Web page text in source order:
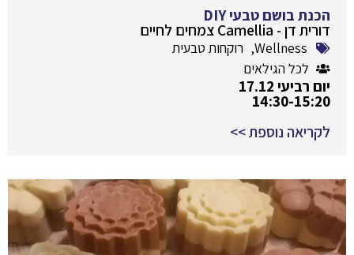
הכנת בושם טבעי DIY
דורית דן - Camellia צמחים לחיים
Wellness
, רוקחות טבעית
לכל הגילאים
יום רביעי 17.12
14:30-15:20
לקריאה נוספת >>